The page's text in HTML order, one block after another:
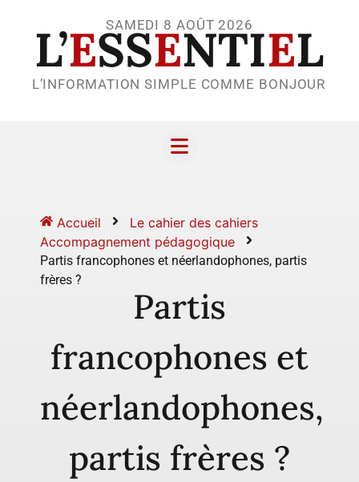
SAMEDI 8 AOÛT 2026
L’ESSENTIEL
L’INFORMATION SIMPLE COMME BONJOUR
Accueil
Le cahier des cahiers
Accompagnement pédagogique
Partis francophones et néerlandophones, partis
frères ?
Partis
francophones et
néerlandophones,
partis frères ?